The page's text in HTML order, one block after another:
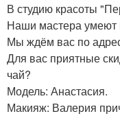
В студию красоты
Наши мастера умеют
Мы ждём вас по
Для вас приятные
чай?
Модель: Анастасия.
Макияж: Валерия